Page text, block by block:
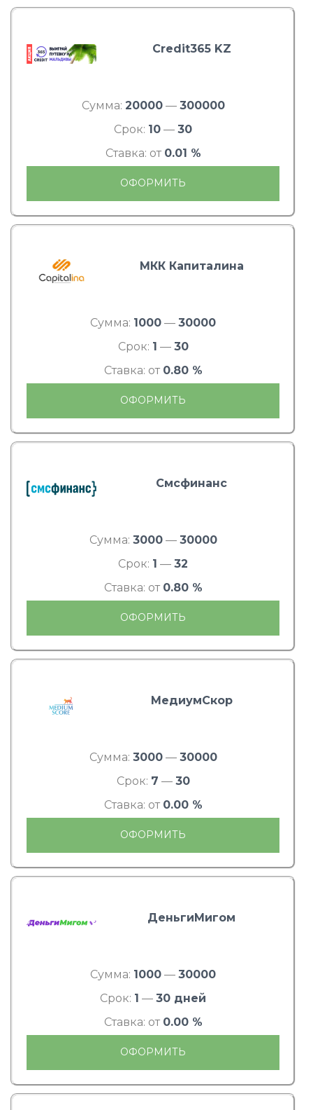
Credit365 KZ
Сумма: 20000— 300000
Срок: 10 — 30
Ставка: от 0.01 %
ОФОРМИТЬ
МКК Капиталина
Сумма: 1000 — 30000
Срок: 1 — 30
Ставка: от 0.80 %
ОФОРМИТЬ
Смсфинанс
Сумма: 3000— 30000
Срок: 1 — 32
Ставка: от 0.80 %
ОФОРМИТЬ
МедиумСкор
Сумма: 3000— 30000
Срок: 7 — 30
Ставка: от 0.00 %
ОФОРМИТЬ
ДеньгиМигом
Сумма: 1000 — 30000
Срок: 1 — 30 дней
Ставка: от 0.00 %
ОФОРМИТЬ